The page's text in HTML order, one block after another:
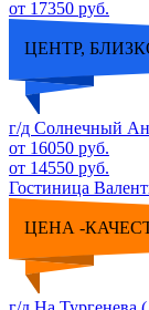
от 17350 руб.
ЦЕНТР,
г/д Солнечный
от 16050 руб.
от 14550 руб.
Гостиница
ЦЕНА -